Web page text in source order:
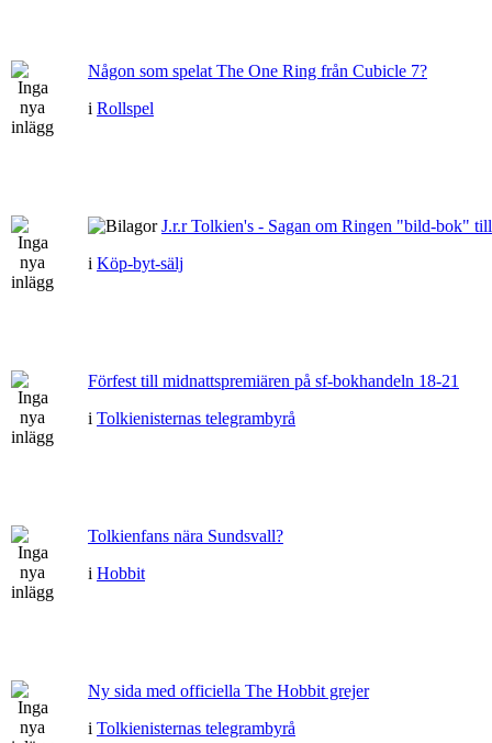
Någon som spelat The One Ring från Cubicle 7?
i Rollspel
J.r.r Tolkien's - Sagan om Ringen "bild-bok"
i Köp-byt-sälj
Förfest till midnattspremiären på sf-bokhandeln 18-21
i Tolkienisternas telegrambyrå
Tolkienfans nära Sundsvall?
i Hobbit
Ny sida med officiella The Hobbit grejer
i Tolkienisternas telegrambyrå